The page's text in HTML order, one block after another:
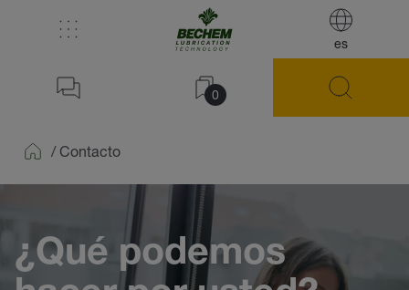
es
0
/ Contacto
¿Qué podemos